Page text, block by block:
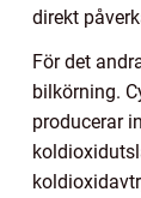
direkt
För det
bilkörning.
producerar